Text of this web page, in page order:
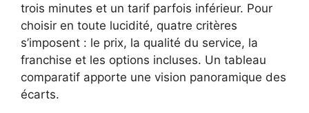
trois minutes et un tarif parfois inférieur. Pour
choisir en toute lucidité, quatre critères
s’imposent : le prix, la qualité du service, la
franchise et les options incluses. Un tableau
comparatif apporte une vision panoramique des
écarts.